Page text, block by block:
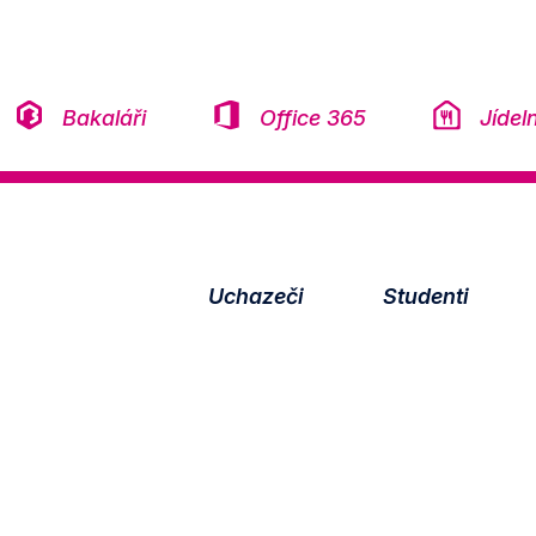
Bakaláři
Office 365
Uchazeči Studenti